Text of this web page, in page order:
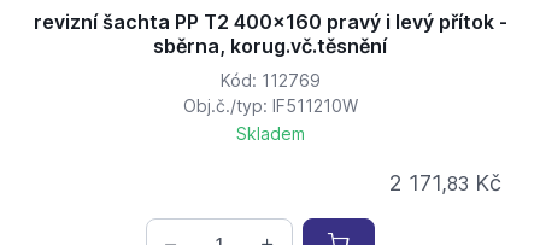
revizní šachta PP T2 400x160 pravý i levý přítok -
sběrna, korug.vč.těsnění
Kód: 112769
Obj.č./typ: IF511210W
Skladem
2 171,83 Kč